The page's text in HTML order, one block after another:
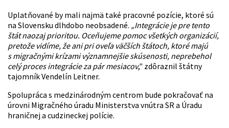
Uplatňované by mali najmä také pracovné pozície, ktoré sú
na Slovensku dlhdobo neobsadené. „Integrácie je pre tento
štát naozaj prioritou. Oceňujeme pomoc všetkých organizácií,
pretože vidíme, že ani pri oveľa väčších štátoch, ktoré majú
s migračnými krízami významnejšie skúsenosti, neprebehol
celý proces integrácieza pár mesiacov," zdôraznil štátny
tajomník Vendelín Leitner.
Spolupráca s medzinárodným centrom bude pokračovať na
úrovni Migračného úradu Ministerstva vnútra SR a Úradu
hraničnej a cudzineckej polície.